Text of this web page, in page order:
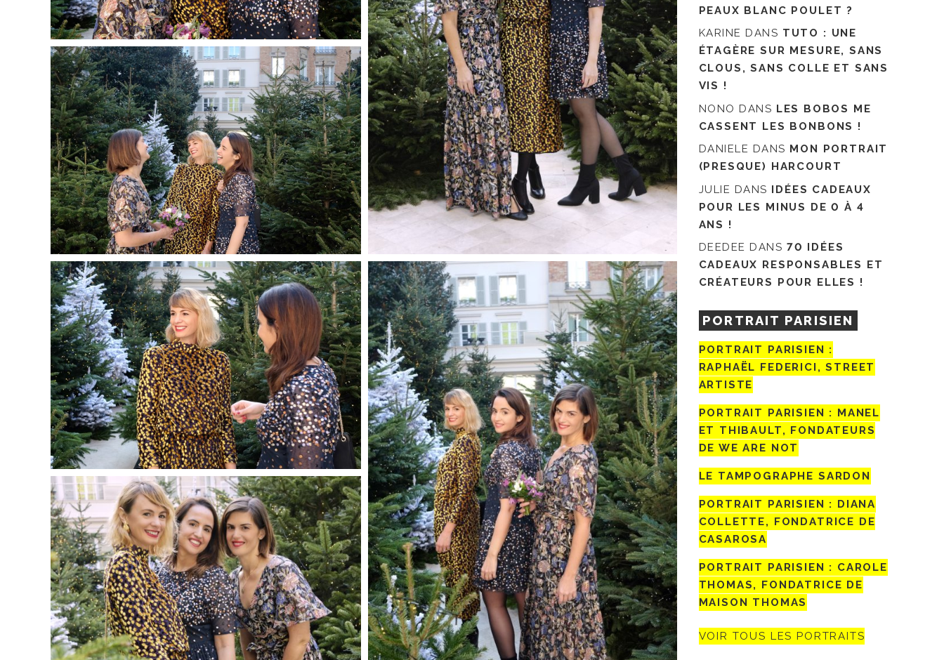
PEAUX BLANC POULET ?
KARINE DANS TUTO : UNE
ÉTAGÈRE SUR MESURE, SANS
CLOUS, SANS COLLE ET SANS
VIS !
NONO DANS LES BOBOS ME
CASSENT LES BONBONS !
DANIELE DANS MON PORTRAIT
(PRESQUE) HARCOURT
JULIE DANS IDÉES CADEAUX
POUR LES MINUS DE 0 À 4
ANS !
DEEDEE DANS 70 IDÉES
CADEAUX RESPONSABLES ET
CRÉATEURS POUR ELLES !
PORTRAIT PARISIEN
PORTRAIT PARISIEN :
RAPHAËL FEDERICI, STREET
ARTISTE
PORTRAIT PARISIEN : MANEL
ET THIBAULT, FONDATEURS
DE WE ARE NOT
LE TAMPOGRAPHE SARDON
PORTRAIT PARISIEN : DIANA
COLLETTE, FONDATRICE DE
CASAROSA
PORTRAIT PARISIEN : CAROLE
THOMAS, FONDATRICE DE
MAISON THOMAS
VOIR TOUS LES PORTRAITS